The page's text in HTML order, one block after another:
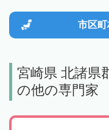
市区町
宮崎県 北諸県
の他の専門家